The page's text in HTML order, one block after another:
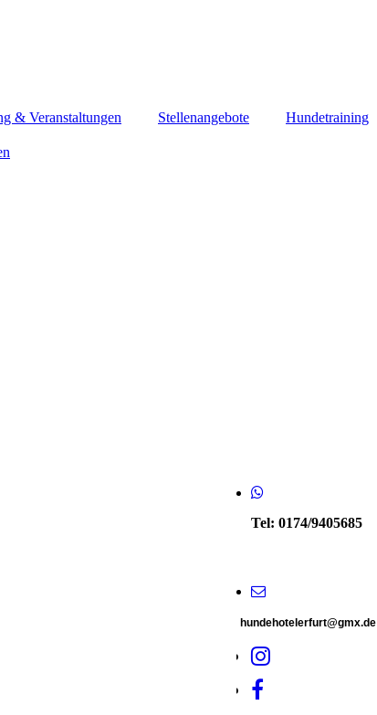
& Veranstaltungen Stellenangebote Hundetraining
Tel: 0174/9405685
hundehotelerfurt@gmx.de